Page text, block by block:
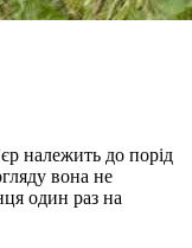
належить до порід
вона не
один раз на